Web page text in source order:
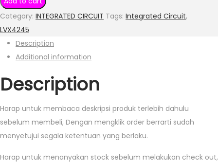
74LVX4245MTCX
TSSOP24
Category: INTEGRATED CIRCUIT Tags: Integrated Circuit,
LVX4245
Description
Additional information
Description
Harap untuk membaca deskripsi produk terlebih dahulu
sebelum membeli, Dengan mengklik order berrarti sudah
menyetujui segala ketentuan yang berlaku.
Harap untuk menanyakan stock sebelum melakukan check out,